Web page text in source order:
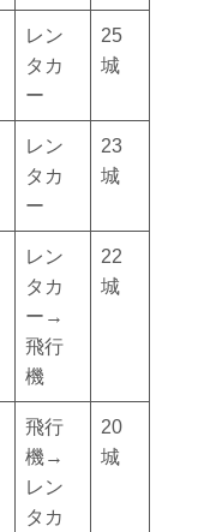
レン
タカ
ー
25
城
レン
タカ
ー
23
城
レン
タカ
ー→
飛行
機
22
城
飛行
機→
レン
タカ
20
城